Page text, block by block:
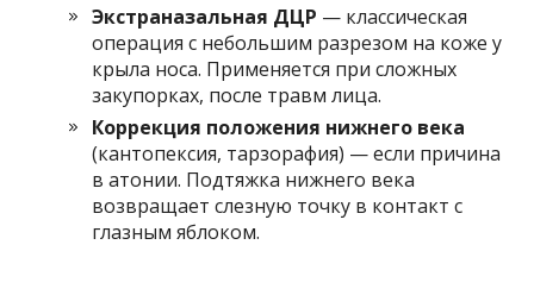
Экстраназальная ДЦР — классическая
операция с небольшим разрезом на коже у
крыла носа. Применяется при сложных
закупорках, после травм лица.
Коррекция положения нижнего века
(кантопексия, тарзорафия) — если причина
в атонии. Подтяжка нижнего века
возвращает слезную точку в контакт с
глазным яблоком.